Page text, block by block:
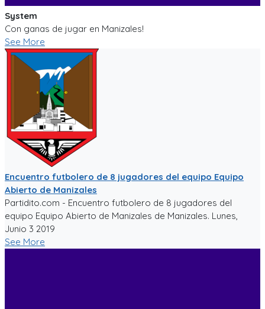
System
Con ganas de jugar en Manizales!
See More
Encuentro futbolero de 8 jugadores del equipo Equipo
Abierto de Manizales
Partidito.com - Encuentro futbolero de 8 jugadores del
equipo Equipo Abierto de Manizales de Manizales. Lunes,
Junio 3 2019
See More